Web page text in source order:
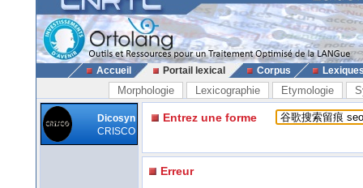
Accueil Portail lexical Corpus
Morphologie Lexicographie Etymologie
Dicosyn
CRISCO
Entrez une forme
Erreur